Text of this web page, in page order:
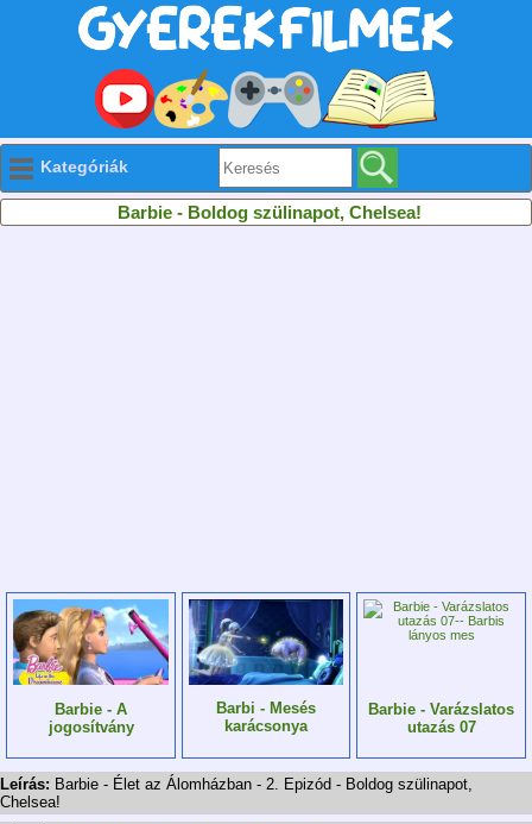
Kategóriák
Barbie - Boldog szülinapot, Chelsea!
Barbie - A
jogosítvány
Barbi - Mesés
karácsonya
Barbie - Varázslatos
utazás 07
Leírás: Barbie - Élet az Álomházban - 2. Epizód - Boldog szülinapot,
Chelsea!